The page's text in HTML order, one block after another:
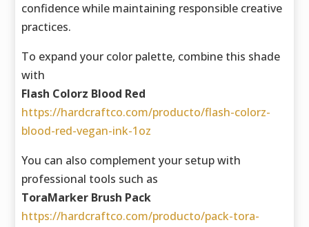
confidence while maintaining responsible creative
practices.
To expand your color palette, combine this shade
with
Flash Colorz Blood Red
https://hardcraftco.com/producto/flash-colorz-
blood-red-vegan-ink-1oz
You can also complement your setup with
professional tools such as
ToraMarker Brush Pack
https://hardcraftco.com/producto/pack-tora-